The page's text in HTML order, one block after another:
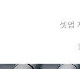
셋업